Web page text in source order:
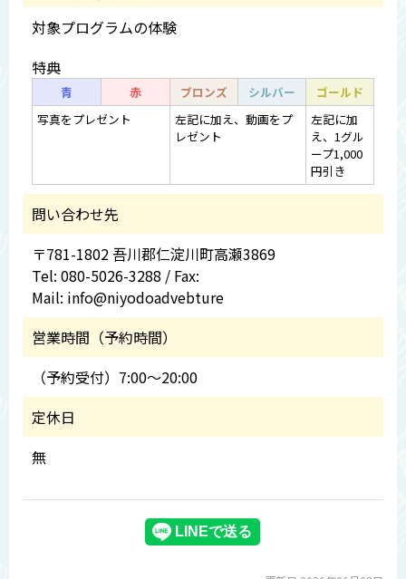
対象プログラムの体験
特典
青 赤 ブロンズ シルバー
ゴールド
写真をプレゼント
左記に加え、動画をプ
レゼント
左記に加
え、1グル
ープ1,000
円引き
問い合わせ先
〒781-1802 吾川郡仁淀川町高瀬3869
Tel: 080-5026-3288 / Fax:
Mail: info@niyodoadvebture
営業時間（予約時間）
（予約受付）7:00～20:00
定休日
無